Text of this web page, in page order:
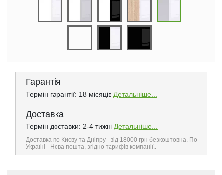
Гарантія
Термін гарантії: 18 місяців Детальніше...
Доставка
Термін доставки: 2-4 тижні Детальніше...
Доставка по Києву та Дніпру - від 18000 грн безкоштовна. По
Україні - Нова пошта, згідно тарифів компанії..